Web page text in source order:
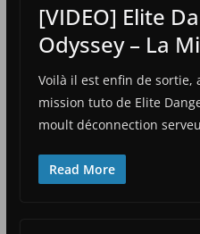
[VIDEO] Elite
Odyssey – La
Voilà il est enfin de sortie,
mission tuto de Elite
moult déconnection
Read More